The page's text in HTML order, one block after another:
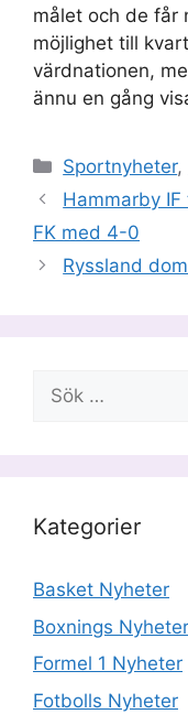
målet och de får
möjlighet till
värdnationen,
ännu en gång
Kategorier
Sportnyheter,
Hammarby
FK med 4-0
Ryssland
Sök
efter:
Kategorier
Basket Nyheter
Boxnings Nyheter
Formel 1 Nyheter
Fotbolls Nyheter